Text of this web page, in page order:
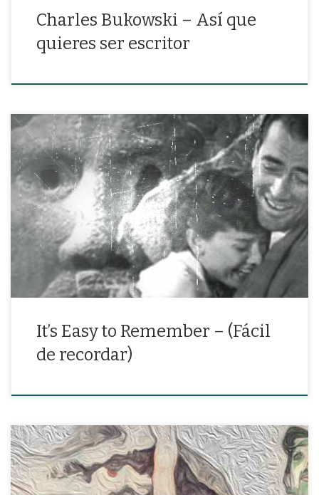
Charles Bukowski – Así que
quieres ser escritor
«La forma en que me miraste cuando nos conocimos es fácil de
recordar pero tan difícil de olvidar.»
It’s Easy to Remember – (Fácil
de recordar)